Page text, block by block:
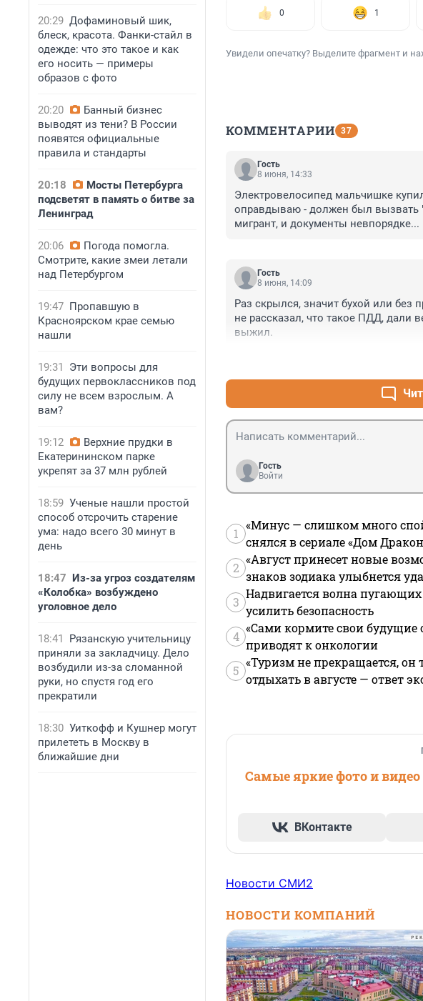
20:29 Дофаминовый шик,
блеск, красота. Фанки-стайл в
одежде: что это такое и как
его носить — примеры
образов с фото
20:20
Банный бизнес
выводят из тени? В России
появятся официальные
правила и стандарты
20:18
Мосты Петербурга
подсветят в память о битве за
Ленинград
20:06
Погода помогла.
Смотрите, какие змеи летали
над Петербургом
19:47 Пропавшую в
Красноярском крае семью
нашли
19:31
Эти вопросы для
будущих первоклассников под
силу не всем взрослым. А
вам?
19:12
Верхние прудки в
Екатерининском парке
укрепят за 37 млн рублей
18:59 Ученые нашли простой
способ отсрочить старение
ума: надо всего 30 минут в
день
18:47 Из-за угроз создателям
«Колобка» возбуждено
уголовное дело
18:41
Рязанскую учительницу
приняли за закладчицу. Дело
возбудили из-за сломанной
руки, но спустя год его
прекратили
18:30 Уиткофф и Кушнер могут
прилететь в Москву в
ближайшие дни
0 1
Увидели опечатку? Выделите фрагмент и
КОММЕНТАРИИ 37
Гость
8 июня, 14:33
Электровелосипед мальчишке
оправдываю - должен был вызвать
мигрант, и документы невпорядке...
Гость
8 июня, 14:09
Раз скрылся, значит бухой или без
не рассказал, что такое ПДД, дали
выжил.
Гость
Войти
1
«Минус — слишком много
снялся в сериале «Дом
2
«Август принесет новые
знаков зодиака улыбнется
3
Надвигается волна
усилить безопасность
4
«Сами кормите свои будущие
приводят к онкологии
5
«Туризм не прекращается, он
отдыхать в августе — ответ
Самые яркие фото и
ВКонтакте
Новости СМИ2
НОВОСТИ КОМПАНИЙ